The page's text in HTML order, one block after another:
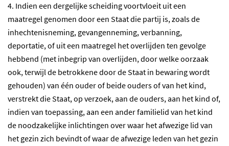
4. Indien een dergelijke scheiding voortvloeit uit een
maatregel genomen door een Staat die partij is, zoals de
inhechtenisneming, gevangenneming, verbanning,
deportatie, of uit een maatregel het overlijden ten gevolge
hebbend (met inbegrip van overlijden, door welke oorzaak
ook, terwijl de betrokkene door de Staat in bewaring wordt
gehouden) van één ouder of beide ouders of van het kind,
verstrekt die Staat, op verzoek, aan de ouders, aan het kind of,
indien van toepassing, aan een ander familielid van het kind
de noodzakelijke inlichtingen over waar het afwezige lid van
het gezin zich bevindt of waar de afwezige leden van het gezin